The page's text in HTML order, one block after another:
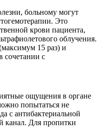
больному могут
Это
крови пациента,
облучения.
15 раз) и
сочетании с
ощущения в органе
попытаться не
с антибактериальной
канал. Для пропитки